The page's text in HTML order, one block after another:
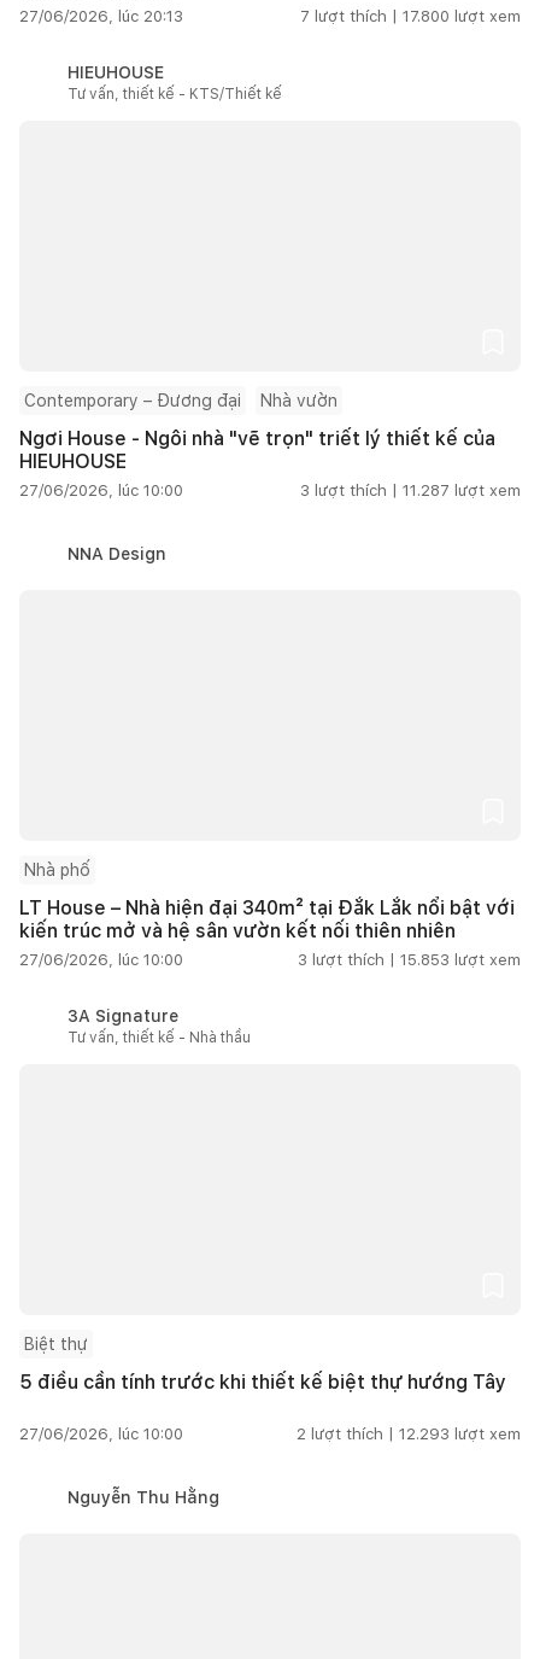
27/06/2026, lúc 20:13 7 lượt thích | 17.800 lượt xem
HIEUHOUSE
Tư vấn, thiết kế - KTS/Thiết kế
Contemporary – Đương đại Nhà vườn
Ngơi House - Ngôi nhà "vẽ trọn" triết lý thiết kế của
HIEUHOUSE
27/06/2026, lúc 10:00 3 lượt thích | 11.287 lượt xem
NNA Design
Nhà phố
LT House – Nhà hiện đại 340m² tại Đắk Lắk nổi bật với
kiến trúc mở và hệ sân vườn kết nối thiên nhiên
27/06/2026, lúc 10:00 3 lượt thích | 15.853 lượt xem
3A Signature
Tư vấn, thiết kế - Nhà thầu
Biệt thự
5 điều cần tính trước khi thiết kế biệt thự hướng Tây
27/06/2026, lúc 10:00 2 lượt thích | 12.293 lượt xem
Nguyễn Thu Hằng